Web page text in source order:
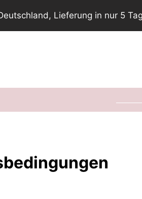
Lieferung in nur 5